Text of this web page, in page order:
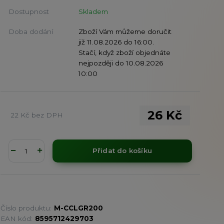
Dostupnost Skladem
Doba dodání
Zboží Vám můžeme doručit
již 11.08.2026 do 16:00.
Stačí, když zboží objednáte
nejpozději do 10.08.2026
10:00
26 Kč
22 Kč bez DPH
Přidat do košíku
Číslo produktu: M-CCLGR200
EAN kód: 8595712429703